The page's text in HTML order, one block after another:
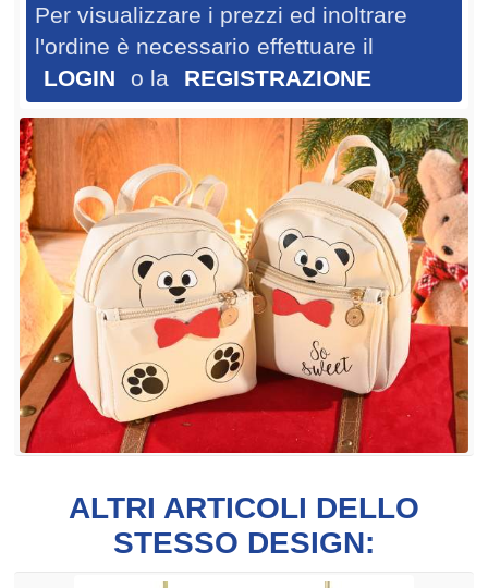
Per visualizzare i prezzi ed inoltrare
l'ordine è necessario effettuare il
LOGIN
o la REGISTRAZIONE
ALTRI ARTICOLI DELLO
STESSO DESIGN: